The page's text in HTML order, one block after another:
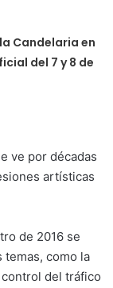
Candelaria en
del 7 y 8 de
ve por décadas
artísticas
de 2016 se
como la
del tráfico